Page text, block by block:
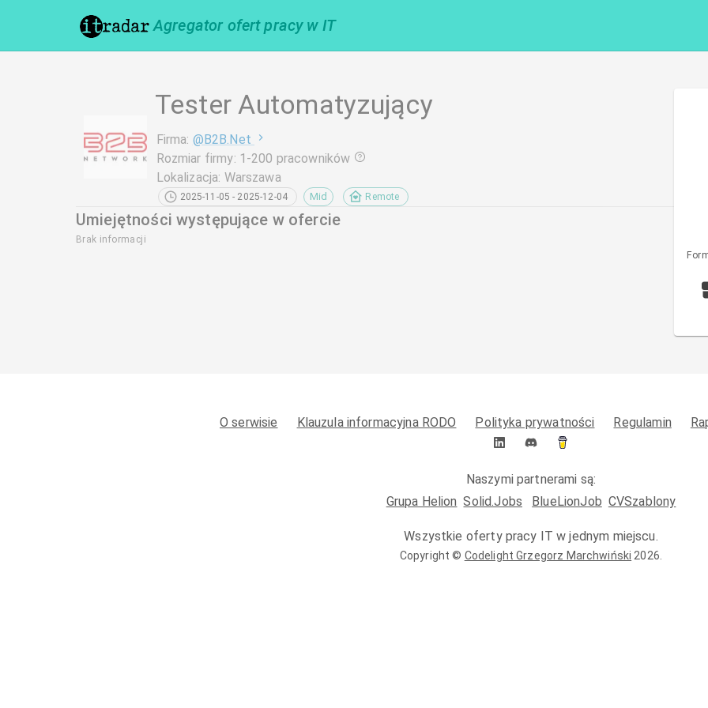
Agregator ofert pracy w IT
Tester Automatyzujący
Firma: @B2B.Net
Rozmiar firmy: 1-200 pracowników
Lokalizacja: Warszawa
2025-11-05 - 2025-12-04 Mid Remote
Umiejętności występujące w ofercie
Brak informacji
O serwisie Klauzula informacyjna RODO Polityka prywatności Regulamin
Naszymi partnerami są:
Grupa Helion Solid.Jobs BlueLionJob CVSzablony
Wszystkie oferty pracy IT w jednym miejscu.
Copyright © Codelight Grzegorz Marchwiński 2026